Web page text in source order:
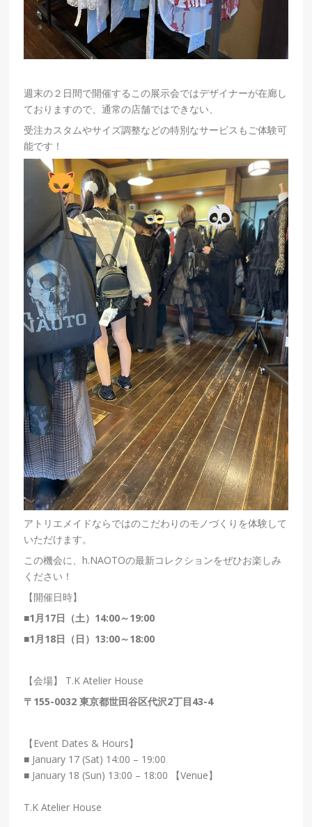
週末の２日間で開催するこの展示会ではデザイナーが在廊し
ておりますので、通常の店舗ではできない、
受注カスタムやサイズ調整などの特別なサービスもご体験可
能です！
アトリエメイドならではのこだわりのモノづくりを体験して
いただけます。
この機会に、h.NAOTOの最新コレクションをぜひお楽しみ
ください！
【開催日時】
■1月17日（土）14:00～19:00
■1月18日（日）13:00～18:00
【会場】 T.K Atelier House
〒155-0032 東京都世田谷区代沢2丁目43-4
【Event Dates & Hours】
■ January 17 (Sat) 14:00 – 19:00
■ January 18 (Sun) 13:00 – 18:00
【Venue】
T.K Atelier House